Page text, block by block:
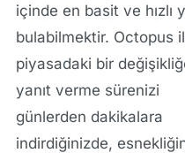
içinde en basit ve hızlı
bulabilmektir. Octopus
piyasadaki bir
yanıt verme sürenizi
günlerden dakikalara
indirdiğinizde,